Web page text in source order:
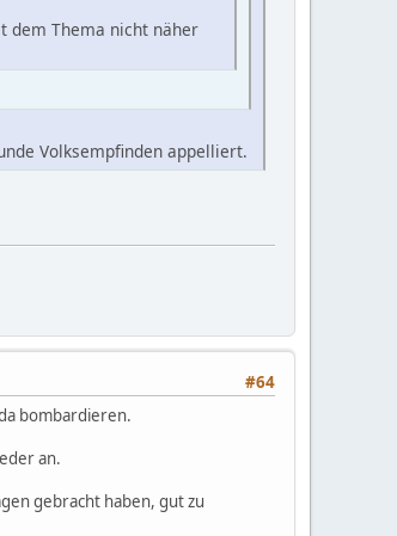
dem Thema nicht näher
Volksempfinden appelliert.
#64
bombardieren.
an.
gebracht haben, gut zu